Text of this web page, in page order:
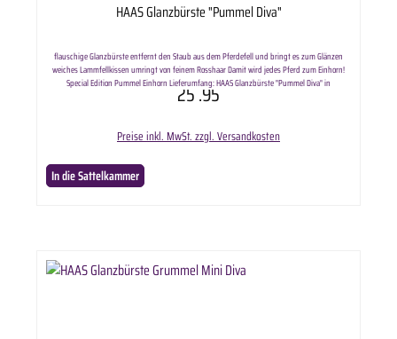
HAAS Glanzbürste "Pummel Diva"
flauschige Glanzbürste entfernt den Staub aus dem Pferdefell und bringt es zum Glänzen
weiches Lammfellkissen umringt von feinem Rosshaar Damit wird jedes Pferd zum Einhorn!
Special Edition Pummel Einhorn Lieferumfang: HAAS Glanzbürste "Pummel Diva" in
ausgewählter Anzahl.
25.95
Preise inkl. MwSt. zzgl. Versandkosten
In die Sattelkammer